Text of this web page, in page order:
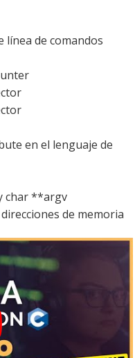
línea de comandos
en el lenguaje de
char **argv
de memoria